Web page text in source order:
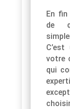
En
de
votre
qui